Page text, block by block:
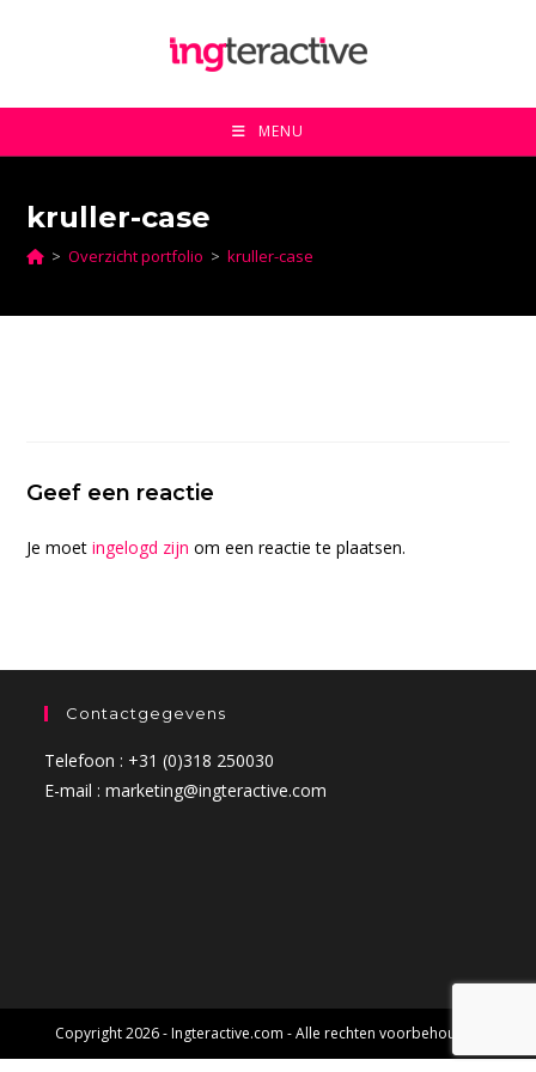
MENU
kruller-case
> Overzicht portfolio > kruller-case
Geef een reactie
Je moetingelogd zijn om een reactie te plaatsen.
Contactgegevens
Telefoon : +31 (0)318 250030
E-mail : marketing@ingteractive.com
Copyright 2026 - Ingteractive.com - Alle rechten voorbehouden